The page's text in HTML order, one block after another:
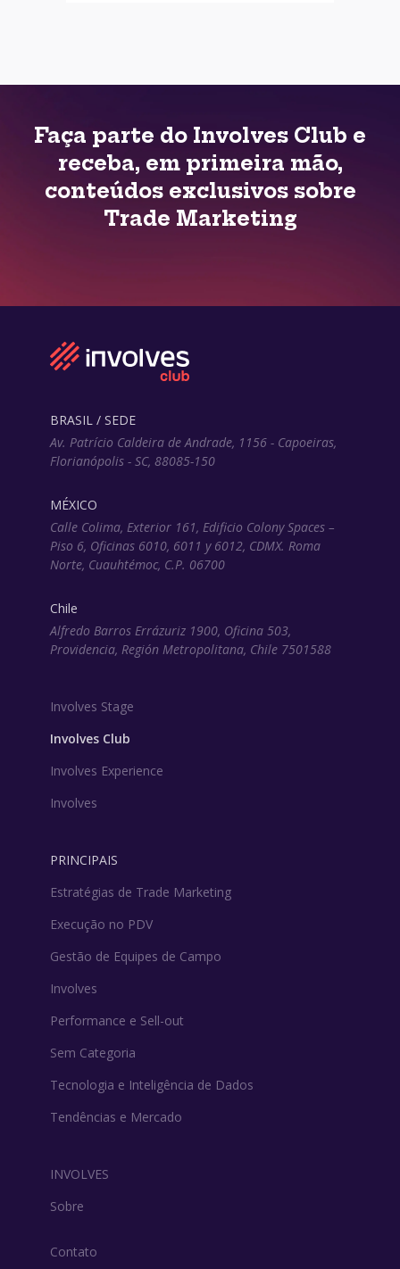
Faça parte do Involves Club e
receba, em primeira mão,
conteúdos exclusivos sobre
Trade Marketing
BRASIL / SEDE
Av. Patrício Caldeira de Andrade, 1156 - Capoeiras,
Florianópolis - SC, 88085-150
MÉXICO
Calle Colima, Exterior 161, Edificio Colony Spaces –
Piso 6, Oficinas 6010, 6011 y 6012, CDMX. Roma
Norte, Cuauhtémoc, C.P. 06700
Chile
Alfredo Barros Errázuriz 1900, Oficina 503,
Providencia, Región Metropolitana, Chile 7501588
Involves Stage
Involves Club
Involves Experience
Involves
PRINCIPAIS
Estratégias de Trade Marketing
Execução no PDV
Gestão de Equipes de Campo
Involves
Performance e Sell-out
Sem Categoria
Tecnologia e Inteligência de Dados
Tendências e Mercado
INVOLVES
Sobre
Contato